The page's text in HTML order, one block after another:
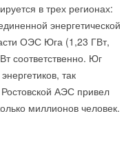
в трех регионах:
энергетической
ОЭС Юга (1,23 ГВт,
соответственно. Юг
так
АЭС привел
миллионов человек.
СНЭ
ионных батарей
РФ №810 не решило
компаний
которые на 80%